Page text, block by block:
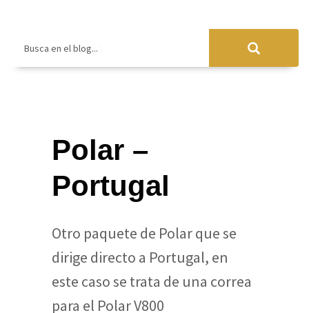
Busca en el blog...
Polar –
Portugal
Otro paquete de Polar que se
dirige directo a Portugal, en
este caso se trata de una correa
para el Polar V800